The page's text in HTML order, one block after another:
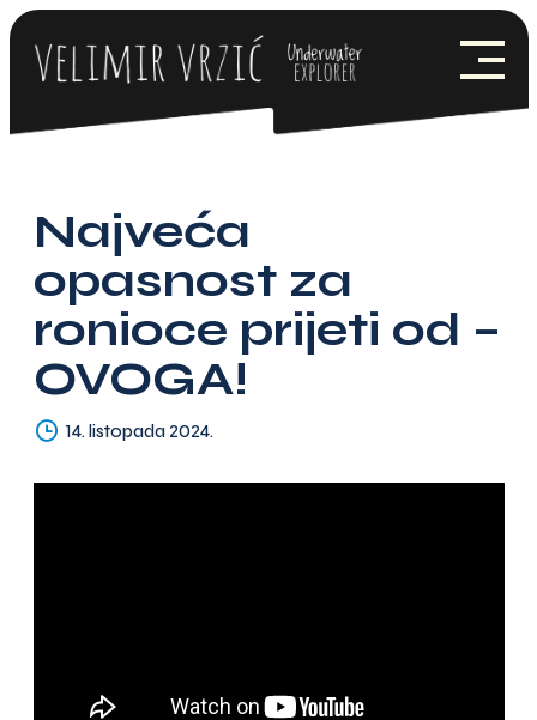
Skip
content
POČETNA
PROJEKT EEE
PARTNERI
MEDIJI
KONTAKT
Najveća
opasnost za
ronioce prijeti od –
OVOGA!
14. listopada 2024.